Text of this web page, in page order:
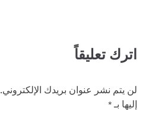
اترك تعليقاً
لن يتم نشر عنوان بريدك الإلكتروني.
إليها بـ *